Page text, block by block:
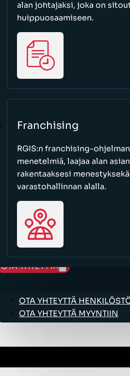
alan johtajaksi, joka on
huippuosaamiseen.
Franchising
RGIS:n franchising-
menetelmiä, laajaa alan
rakentaaksesi
varastohallinnan alalla.
URAMAHDOLLISUUDET
OTA YHTEYTTÄ
OTA YHTEYTTÄ
OTA YHTEYTTÄ MYYNTIIN